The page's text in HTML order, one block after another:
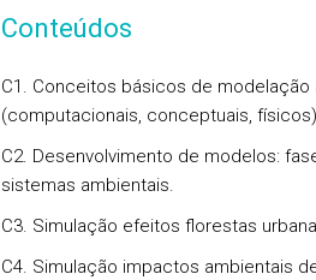
Conteúdos
C1. Conceitos básicos de
(computacionais, conceptuais,
C2. Desenvolvimento de modelos:
sistemas ambientais.
C3. Simulação efeitos florestas
C4. Simulação impactos ambientais